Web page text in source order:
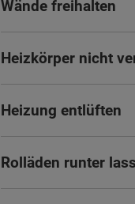
Wände freihalten
Heizkörper nicht
Heizung entlüften
Rolläden runter